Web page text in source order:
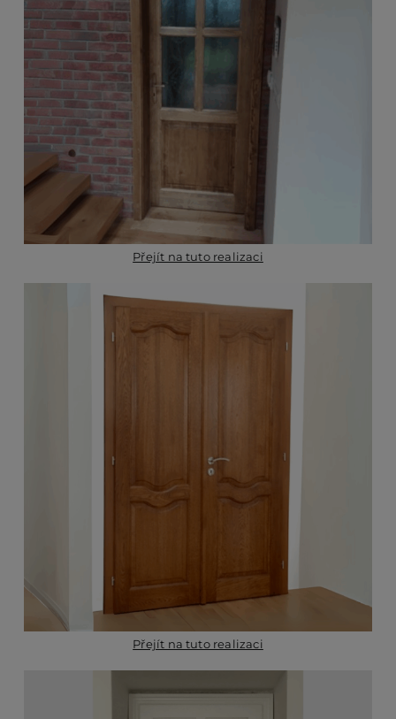
Přejít na tuto realizaci
Přejít na tuto realizaci